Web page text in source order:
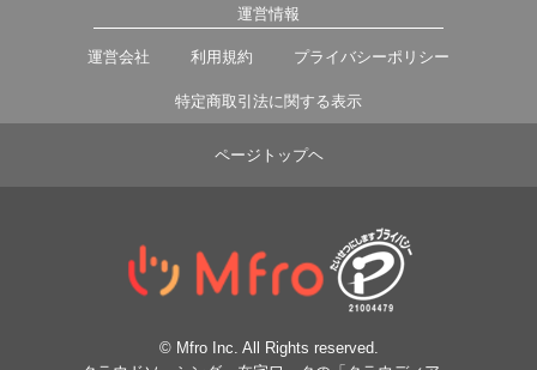
運営情報
運営会社 利用規約 プライバシーポリシー
特定商取引法に関する表示
ページトップヘ
© Mfro Inc. All Rights reserved.